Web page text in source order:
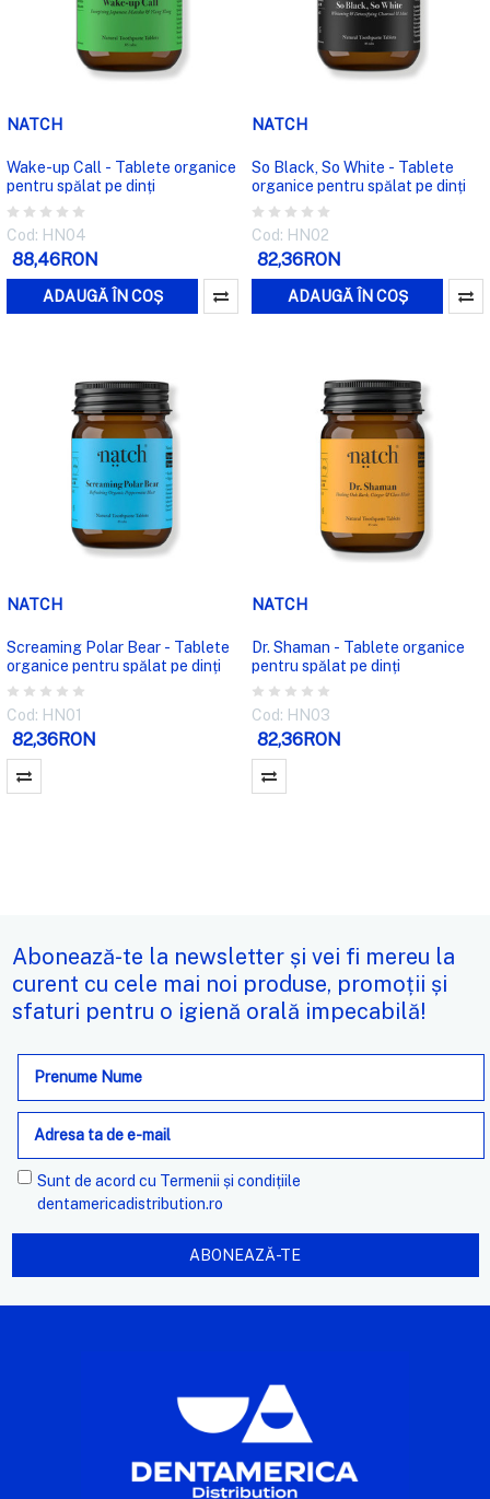
NATCH
Wake-up Call - Tablete organice
pentru spălat pe dinți
Cod: HN04
88,46RON
ADAUGĂ ÎN COȘ
NATCH
So Black, So White - Tablete
organice pentru spălat pe dinți
Cod: HN02
82,36RON
ADAUGĂ ÎN COȘ
NATCH
Screaming Polar Bear - Tablete
organice pentru spălat pe dinți
Cod: HN01
82,36RON
NATCH
Dr. Shaman - Tablete organice
pentru spălat pe dinți
Cod: HN03
82,36RON
Abonează-te la newsletter și vei fi mereu la
curent cu cele mai noi produse, promoții și
sfaturi pentru o igienă orală impecabilă!
Adresa
e-
mail
Sunt de acord cu Termenii și condițiile
dentamericadistribution.ro